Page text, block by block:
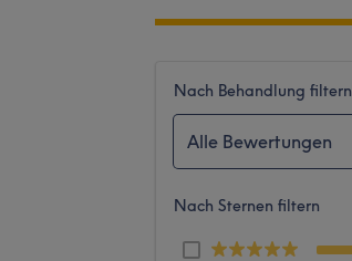
Nach Behandlung filtern
Alle Bewertungen
Nach Sternen filtern